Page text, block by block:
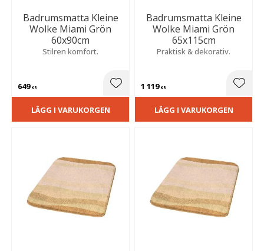
Badrumsmatta Kleine
Wolke Miami Grön
60x90cm
Stilren komfort.
649KR Lägg till i favoriter
LÄGG I VARUKORGEN
Badrumsmatta Kleine
Wolke Miami Grön
65x115cm
Praktisk & dekorativ.
1 119KR
LÄGG I VARUKORGEN